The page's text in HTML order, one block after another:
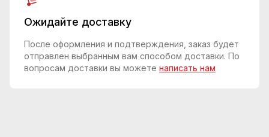
Ожидайте доставку
После оформления и подтверждения, заказ будет
отправлен выбранным вам способом доставки. По
вопросам доставки вы можете написать нам